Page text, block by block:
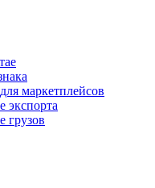
маркетплейсов
экспорта
грузов